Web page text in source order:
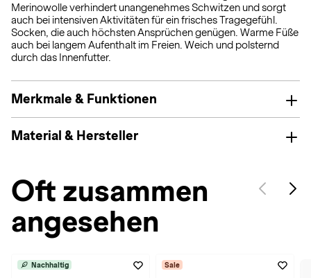
Merinowolle verhindert unangenehmes Schwitzen und sorgt
auch bei intensiven Aktivitäten für ein frisches Tragegefühl.
Socken, die auch höchsten Ansprüchen genügen. Warme Füße
auch bei langem Aufenthalt im Freien. Weich und polsternd
durch das Innenfutter.
Merkmale & Funktionen
Material & Hersteller
Oft zusammen
angesehen
Nachhaltig Sale